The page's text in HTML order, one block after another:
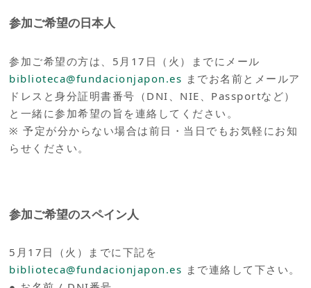
参加ご希望の日本人
参加ご希望の方は、5月17日（火）までにメール
biblioteca@fundacionjapon.es までお名前とメールア
ドレスと身分証明書番号（DNI、NIE、Passportなど）
と一緒に参加希望の旨を連絡してください。
※ 予定が分からない場合は前日・当日でもお気軽にお知
らせください。
参加ご希望のスペイン人
5月17日（火）までに下記を
biblioteca@fundacionjapon.es まで連絡して下さい。